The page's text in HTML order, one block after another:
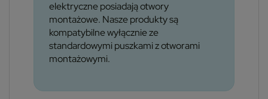
elektryczne posiadają otwory
montażowe. Nasze produkty są
kompatybilne wyłącznie ze
standardowymi puszkami z otworami
montażowymi.